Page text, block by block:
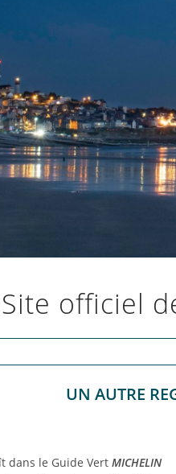
Site officiel
UN AUTRE
dans le Guide Vert MICHELIN